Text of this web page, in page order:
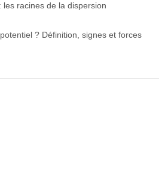
racines de la dispersion
? Définition, signes et forces